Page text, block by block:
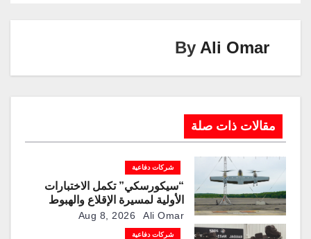
By Ali Omar
مقالات ذات صلة
شركات دفاعية
“سيكورسكي” تكمل الاختبارات
الأولية لمسيرة الإقلاع والهبوط
العمودي “نوماد 100”Aug 8, 2026 Ali Omar
شركات دفاعية